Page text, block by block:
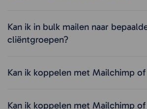
Kan ik in bulk mailen naar
cliëntgroepen?
Kan ik koppelen met Mailchimp
Kan ik koppelen met Mailchimp